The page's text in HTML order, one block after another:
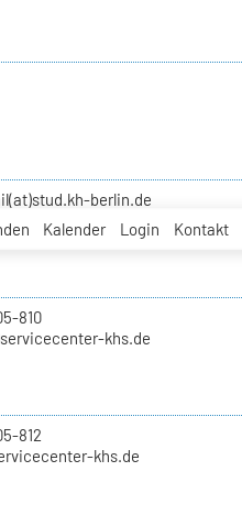
Kalender Login Kontakt
berlin.de
810
khs.de
812
khs.de